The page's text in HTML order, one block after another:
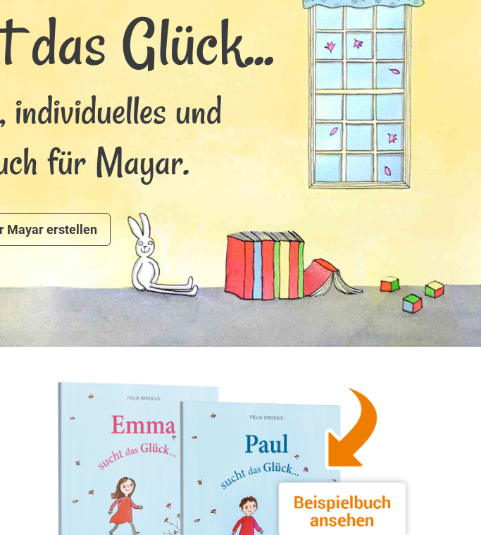
das Glück...
individuelles und
für Mayar.
Mayar erstellen